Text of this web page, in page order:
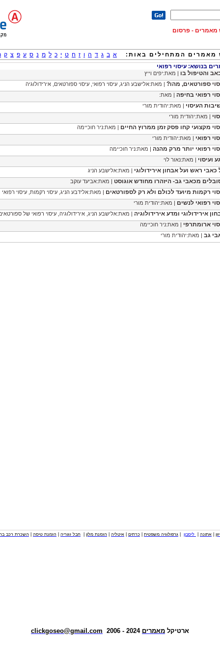
מאמרים - פרסום
מאמרים המתחילים באות: א ב ג ד ה ו ז ח ט י כ ל מ נ ס ע פ צ ק
בנושא: עיסוי רפואי
והטיפול בו | מאת:יפים וייץ
ספורטאים, מהו? | מאת:אלישבע הניג, עיסוי רפואי, עיסוי ספורטאים, אירידולוגיה
רפואי בחיפה | מאת:
העיסוי | מאת:יהודית מורי
| מאת:יהודית מורי
מקצועי קחו פסק זמן ממרוץ החיים | מאת:ניר חוכיימה
רפואי | מאת:יהודית מורי
רפואי יותר מרק מהנה | מאת:ניר חוכיימה
ועיסוי | מאת:נאור לוי
כאבי ראש ועל אבחון אירידולוגי | מאת:אלישבע הניג
מכאבי גב- היזהרו מחודש אוגוסט | מאת:אביעד עוקב
רקמות מיועד לכולם ולא רק לספורטאים | מאת:אלידבע הניג, עיסוי רקמות, עיסוי רפואי
רפואי לנשים | מאת:יהודית מורי
אירידולוגי ומדע אירידולוגיה | מאת:אלישבע הניג, אירידולוגיה, עיסוי רפואי של
ארומתרפי | מאת:ניר חוכיימה
גב | מאת:יהודית מורי
אתונה ליסבון גרפולוגיה משפטית כרתים איטליה הזמנת מלון חבל זגוריה הזמנת טיסה השכרת רכב
ארטיקל מאמרים 2024 - 2006
clickgoseo@gmail.com